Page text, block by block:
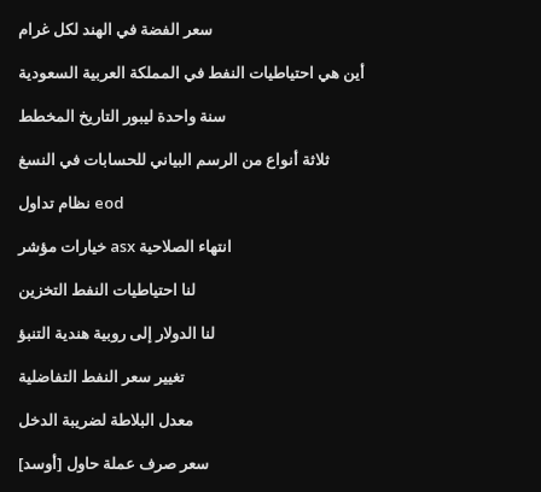
سعر الفضة في الهند لكل غرام
أين هي احتياطيات النفط في المملكة العربية السعودية
سنة واحدة ليبور التاريخ المخطط
ثلاثة أنواع من الرسم البياني للحسابات في النسغ
نظام تداول eod
خيارات مؤشر asx انتهاء الصلاحية
لنا احتياطيات النفط التخزين
لنا الدولار إلى روبية هندية التنبؤ
تغيير سعر النفط التفاضلية
معدل البلاطة لضريبة الدخل
سعر صرف عملة حاول [أوسد]